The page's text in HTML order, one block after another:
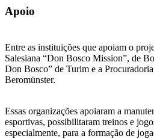
Apoio
Entre as instituições que apoiam o
Salesiana “Don Bosco Mission”, de
Don Bosco” de Turim e a
Beromünster.
Essas organizações apoiaram a
esportivas, possibilitaram treinos e
especialmente, para a formação de